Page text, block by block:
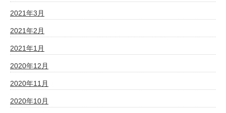
2021年3月
2021年2月
2021年1月
2020年12月
2020年11月
2020年10月